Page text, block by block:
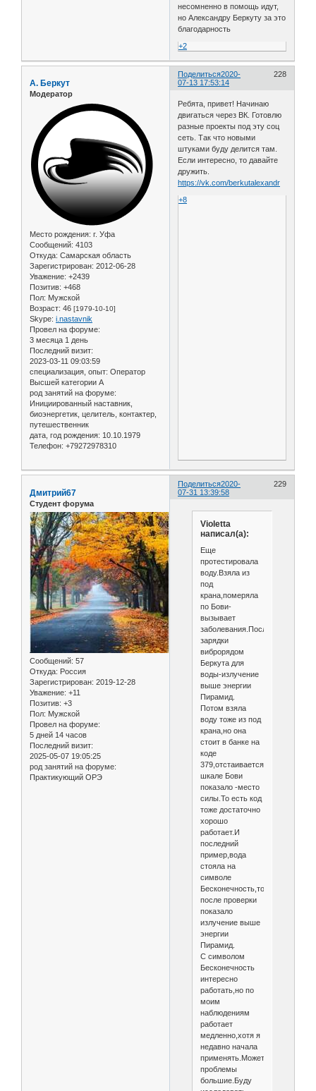
несомненно в помощь идут,
но Александру Беркуту за это
благодарность
+2
Поделиться 228
2020-
07-13 17:53:14
А. Беркут
Модератор
Место рождения: г. Уфа
Сообщений: 4103
Откуда: Самарская область
Зарегистрирован: 2012-06-28
Уважение: +2439
Позитив: +468
Пол: Мужской
Возраст: 46 [1979-10-10]
Skype: i.nastavnik
Провел на форуме:
3 месяца 1 день
Последний визит:
2023-03-11 09:03:59
специализация, опыт: Оператор
Высшей категории А
род занятий на форуме:
Инициированный наставник,
биоэнергетик, целитель, контактер,
путешественник
дата, год рождения: 10.10.1979
Телефон: +79272978310
Ребята, привет! Начинаю
двигаться через ВК. Готовлю
разные проекты под эту соц
сеть. Так что новыми
штуками буду делится там.
Если интересно, то давайте
дружить.
https://vk.com/berkutalexandr
+8
Поделиться 229
2020-
07-31 13:39:58
Дмитрий67
Студент форума
Сообщений: 57
Откуда: Россия
Зарегистрирован: 2019-12-28
Уважение: +11
Позитив: +3
Пол: Мужской
Провел на форуме:
5 дней 14 часов
Последний визит:
2025-05-07 19:05:25
род занятий на форуме:
Практикующий ОРЭ
Violetta
написал(а):
Еще
протестировала
воду.Взяла из
под
крана,померяла
по Бови-
вызывает
заболевания.После
зарядки
виброрядом
Беркута для
воды-излучение
выше энергии
Пирамид.
Потом взяла
воду тоже из под
крана,но она
стоит в банке на
коде
379,отстаивается.По
шкале Бови
показало -место
силы.То есть код
тоже достаточно
хорошо
работает.И
последний
пример,вода
стояла на
символе
Бесконечность,тоже
после проверки
показало
излучение выше
энергии
Пирамид.
С символом
Бесконечность
интересно
работать,но по
моим
наблюдениям
работает
медленно,хотя я
недавно начала
применять.Может
проблемы
большие.Буду